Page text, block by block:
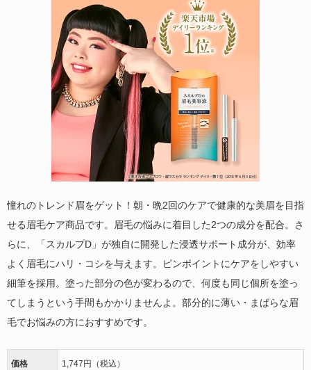
憧れのトレンド眉をゲット！朝・晩2回のケアで健康的な美眉を目指
せる眉毛ケア商品です。眉毛の悩みに着目した2つの成分を配合。さ
らに、「スカルプD」が独自に開発した浸透サポート成分が、効率
よく眉毛にハリ・コシを与えます。ピンポイントにケアをしやすい
細筆を採用。塗った部分の色が変わるので、何度も同じ個所を塗っ
てしまうという手間もかかりませんよ。部分的に薄い・まばらな眉
毛でお悩みの方におすすめです。
価格 1,747円（税込）